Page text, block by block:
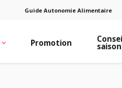
Guide Autonomie Alimentaire
Promotion saison